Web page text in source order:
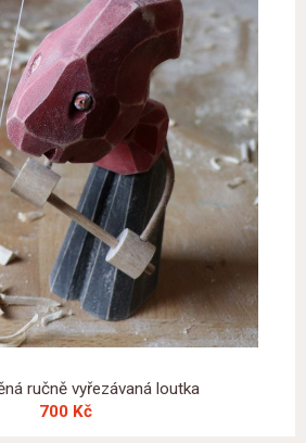
ručně vyřezávaná loutka
700 Kč